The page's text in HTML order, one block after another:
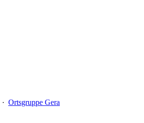
· Ortsgruppe Gera